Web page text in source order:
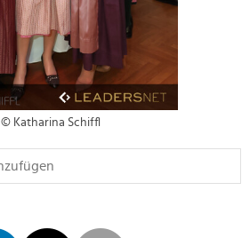
© Katharina Schiffl